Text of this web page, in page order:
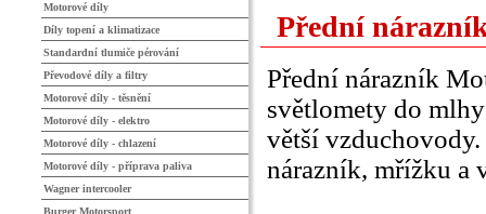
Přední
Přední nárazník
světlomety do
větší
nárazník, mřížku a
Motorové díly
Díly topení a klimatizace
Standardní tlumiče pérování
Převodové díly a filtry
Motorové díly - těsnění
Motorové díly - elektro
Motorové díly - chlazení
Motorové díly - příprava paliva
Wagner intercooler
Burger Motorsport